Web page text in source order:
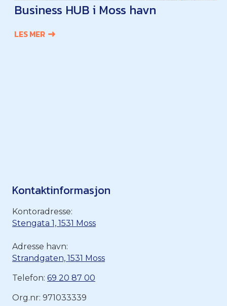
Business HUB i Moss havn
LES MER
Kontaktinformasjon
Kontoradresse:
Stengata 1, 1531 Moss
Adresse havn:
Strandgaten, 1531 Moss
Telefon: 69 20 87 00
Org.nr: 971033339